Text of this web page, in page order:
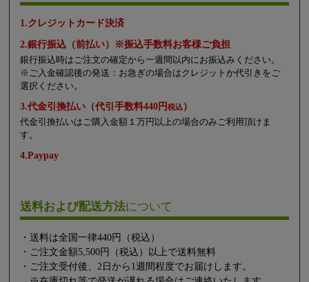
1.クレジットカード決済
2.銀行振込（前払い）※振込手数料お客様ご負担
銀行振込時はご注文の確定から一週間以内にお振込みください。
※ご入金確認後の発送：お急ぎの場合はクレジットか代引きをご
選択ください。
3.代金引換払い（代引手数料440円税込）
代金引換払いはご購入金額１万円以上の場合のみご利用頂けま
す。
4.Paypay
送料および配送方法について
・送料は全国一律440円（税込）
・ご注文金額5,500円（税込）以上で送料無料
・ご注文受付後、2日から1週間程度でお届けします。